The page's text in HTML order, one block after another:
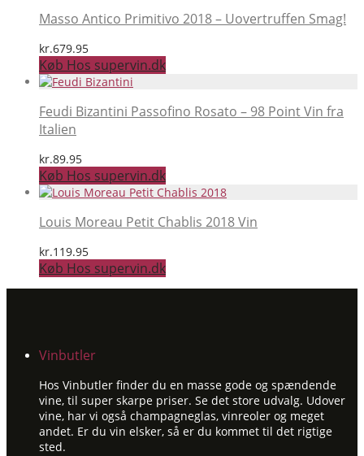
Masso Antico Primitivo 2018 – Uovertruffen Smag!
kr.679.95
Køb Hos supervin.dk
Feudi Bizantini Passofino Rosato – 98 Point Vin fra
Italien
kr.89.95
Køb Hos supervin.dk
Louis Moreau Petit Chablis 2018 Vin
kr.119.95
Køb Hos supervin.dk
Vinbutler
Hos Vinbutler finder du en masse gode og spændende
vine, til super skarpe priser. Se det store udvalg. Udover
vine, har vi også champagneglas, vinreoler og meget
andet. Er du vin elsker, så er du kommet til det rigtige
sted.